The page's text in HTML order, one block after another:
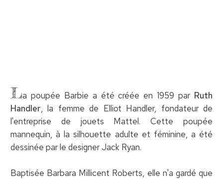
La poupée Barbie a été créée en 1959 par Ruth
Handler, la femme de Elliot Handler, fondateur de
l'entreprise de jouets Mattel. Cette poupée
mannequin, à la silhouette adulte et féminine, a été
dessinée par le designer Jack Ryan.
Baptisée Barbara Millicent Roberts, elle n'a gardé que